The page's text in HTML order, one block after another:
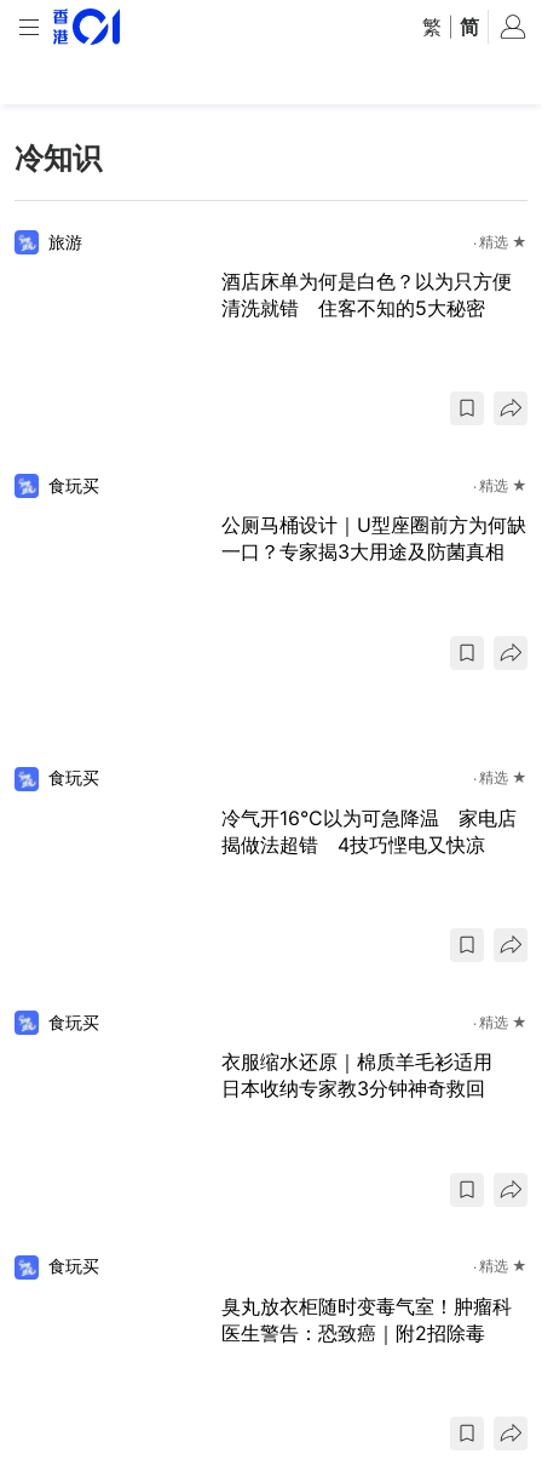
繁 简
冷知识
旅游 精选 ★
酒店床单为何是白色？以为只方便
清洗就错 住客不知的5大秘密
食玩买 精选 ★
公厕马桶设计｜U型座圈前方为何缺
一口？专家揭3大用途及防菌真相
食玩买 精选 ★
冷气开16°C以为可急降温 家电店
揭做法超错 4技巧悭电又快凉
食玩买 精选 ★
衣服缩水还原｜棉质羊毛衫适用
日本收纳专家教3分钟神奇救回
食玩买 精选 ★
臭丸放衣柜随时变毒气室！肿瘤科
医生警告：恐致癌｜附2招除毒